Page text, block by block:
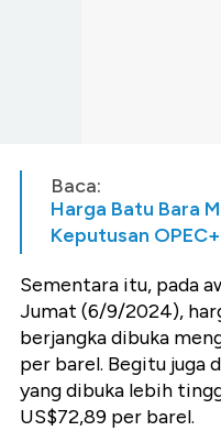
Baca:
Harga Batu Bara
Keputusan OPEC+
Sementara itu, pada
Jumat (6/9/2024),
berjangka dibuka
per barel. Begitu juga
yang dibuka lebih
US$72,89 per barel.